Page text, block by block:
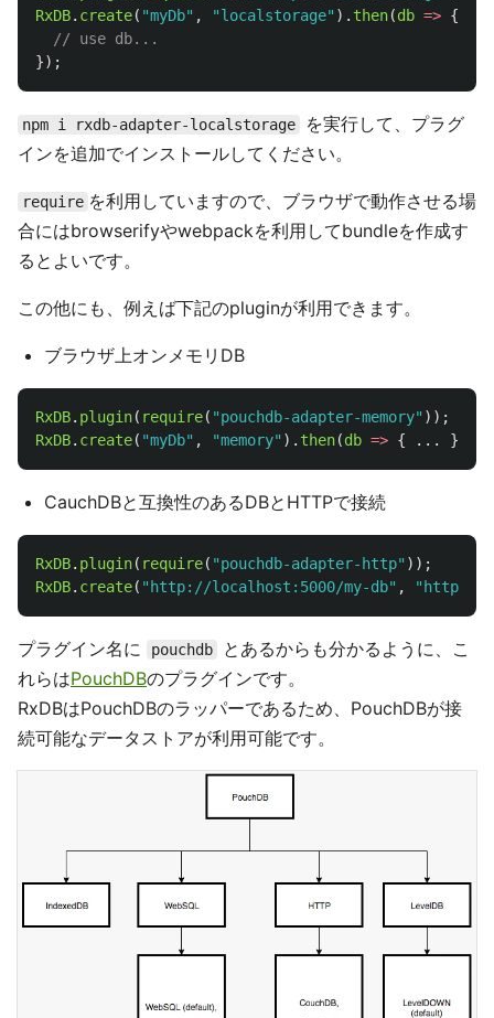
RxDB. create( "myDb" , "localstorage" ). then(db => {
// use db...
});
npm i rxdb-adapter-localstorage
を実行して、プラグ
インを追加でインストールしてください。
require を利用していますので、ブラウザで動作させる場
合にはbrowserifyやwebpackを利用してbundleを作成す
るとよいです。
この他にも、例えば下記のpluginが利用できます。
ブラウザ上オンメモリDB
RxDB. plugin( require( "pouchdb-adapter-memory" ));
RxDB. create( "myDb" , "memory" ). then(db => { ... });
CauchDBと互換性のあるDBとHTTPで接続
RxDB. plugin( require( "pouchdb-adapter-http" ));
RxDB. create( " http://localhost:5000/my-db" , " http
プラグイン名に pouchdb
とあるからも分かるように、こ
れらはPouchDBのプラグインです。
RxDBはPouchDBのラッパーであるため、PouchDBが接
続可能なデータストアが利用可能です。